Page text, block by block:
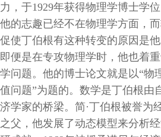
力，于1929年获得物理学博士学
他的志趣已经不在物理学方面，而
促使丁伯根有这种转变的原因是他
即便是在专攻物理学时，他也着
学问题。他的博士论文就是以“物
值问题”为题的。数学是丁伯根由
济学家的桥梁。简·丁伯根被誉为
之父，他发展了动态模型来分析